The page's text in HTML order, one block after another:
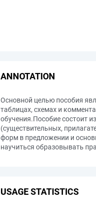
ANNOTATION
Основной целью пособия
таблицах, схемах и
обучения.Пособие состоит
(существительных,
форм в предложении и
научиться образовывать
USAGE STATISTICS